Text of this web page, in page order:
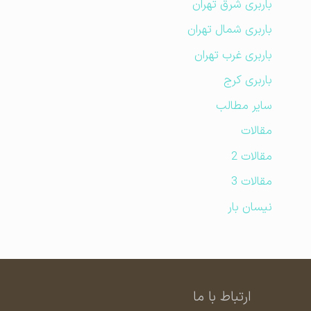
باربری شرق تهران
باربری شمال تهران
باربری غرب تهران
باربری کرج
سایر مطالب
مقالات
مقالات 2
مقالات 3
نیسان بار
ارتباط با ما